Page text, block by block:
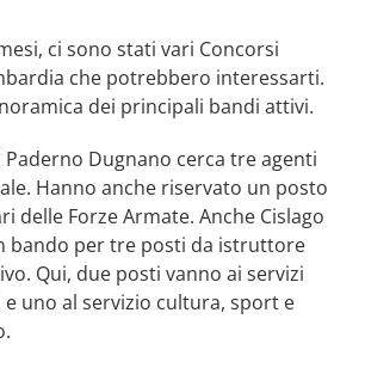
ci sono stati vari Concorsi
che potrebbero interessarti.
dei principali bandi attivi.
Paderno Dugnano cerca tre agenti
Hanno anche riservato un posto
delle Forze Armate. Anche Cislago
bando per tre posti da istruttore
Qui, due posti vanno ai servizi
uno al servizio cultura, sport e